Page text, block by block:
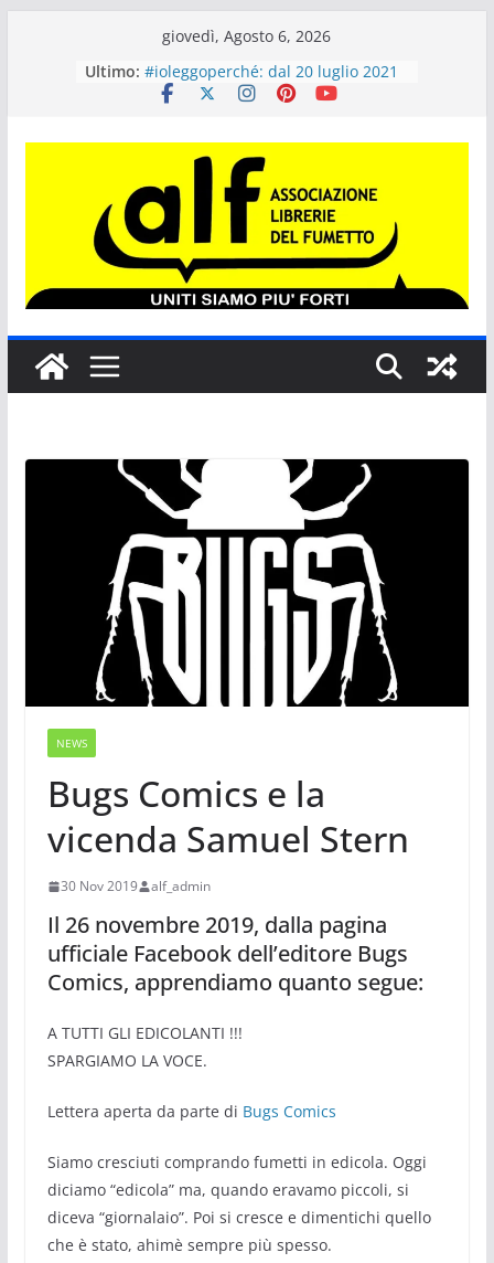
giovedì, Agosto 6, 2026
Ultimo: libro per ragazzi di J.K. Rowling in
uscita il 12 ottobre
le scuole possono iscriversi
all’iniziativa. Dal 20 al 28 novembre
si potrà donare un libro
“Più libri più liberi” compie 20 anni
Tokyo Revengers #1 VARIANT per
ALF COMICS AND GAMES 2021
SERGIO BONELLI EDITORE E GLI
EVENTI FUMETTISTICI
NEWS
Bugs Comics e la
vicenda Samuel Stern
30 Nov 2019 alf_admin
Il 26 novembre 2019, dalla pagina
ufficiale Facebook dell’editore Bugs
Comics, apprendiamo quanto segue:
A TUTTI GLI EDICOLANTI !!!
SPARGIAMO LA VOCE.
Lettera aperta da parte di Bugs Comics
Siamo cresciuti comprando fumetti in edicola. Oggi
diciamo “edicola” ma, quando eravamo piccoli, si
diceva “giornalaio”. Poi si cresce e dimentichi quello
che è stato, ahimè sempre più spesso.